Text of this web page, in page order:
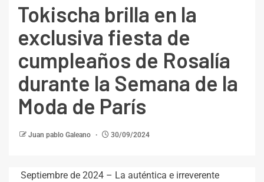
Tokischa brilla en la
exclusiva fiesta de
cumpleaños de Rosalía
durante la Semana de la
Moda de París
Juan pablo Galeano 30/09/2024
Septiembre de 2024 – La auténtica e irreverente